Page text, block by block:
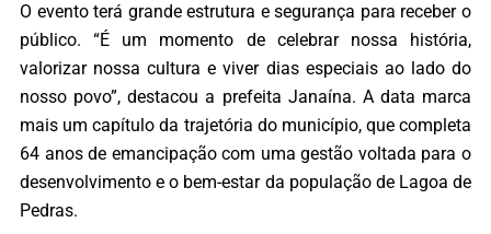
O evento terá grande estrutura e segurança para receber o
público. “É um momento de celebrar nossa história,
valorizar nossa cultura e viver dias especiais ao lado do
nosso povo”, destacou a prefeita Janaína. A data marca
mais um capítulo da trajetória do município, que completa
64 anos de emancipação com uma gestão voltada para o
desenvolvimento e o bem-estar da população de Lagoa de
Pedras.